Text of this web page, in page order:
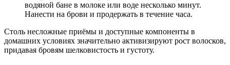
водяной бане в молоке или воде несколько минут.
Нанести на брови и продержать в течение часа.
Столь несложные приёмы и доступные компоненты в
домашних условиях значительно активизируют рост волосков,
придавая бровям шелковистость и густоту.